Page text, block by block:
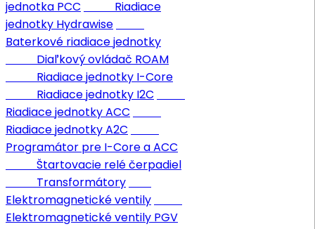
jednotka PCC
Riadiace
jednotky Hydrawise
Baterkové riadiace jednotky
Diaľkový ovládač ROAM
Riadiace jednotky I-Core
Riadiace jednotky I2C
Riadiace jednotky ACC
Riadiace jednotky A2C
Programátor pre I-Core a ACC
Štartovacie relé čerpadiel
Transformátory
Elektromagnetické ventily
Elektromagnetické ventily PGV